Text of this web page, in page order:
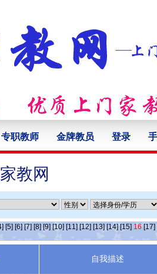
专职教师 金牌教员 登录
教网
[5] [6] [7] [8] [9] [10] [11] [12] [13] [14] [15] 16 [17]
自我描述